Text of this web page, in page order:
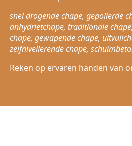
snel drogende chape, gepolierde
anhydrietchape, traditionale
chape, gewapende chape,
zelfnivellerende chape,
Reken op ervaren handen van